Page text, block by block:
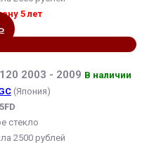
5 лет
120 2003 - 2009 В наличии
(Япония)
стекло
2500 рублей